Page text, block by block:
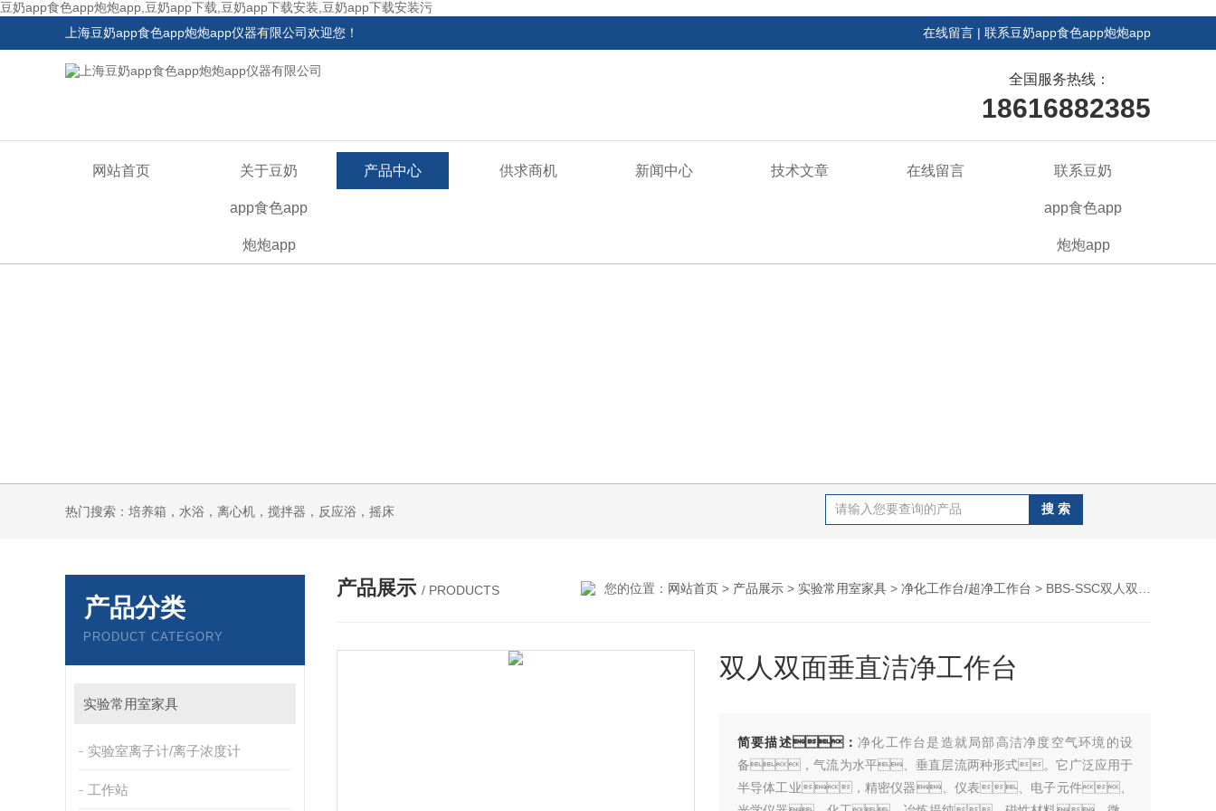
豆奶app食色app炮炮app,豆奶app下载,豆奶app下载安装,豆奶app下载安装污
上海豆奶app食色app炮炮app仪器有限公司欢迎您！
在线留言 | 联系豆奶app食色app炮炮app
全国服务热线：
18616882385
网站首页 关于豆奶
app食色app
炮炮app
产品中心 供求商机 新闻中心 技术文章 在线留言 联系豆奶
app食色app
炮炮app
热门搜索：培养箱，水浴，离心机，搅拌器，反应浴，摇床
产品分类
PRODUCT CATEGORY
实验常用室家具
实验室离子计/离子浓度计
工作站
产品展示 / PRODUCTS 您的位置： 网站首页 > 产品展示 > 实验常用室家具 > 净化工作台/超净工作台 > BBS-SSC双人双面垂直洁净工作台
双人双面垂直洁净工作台
简要描述： 净化工作台是造就局部高洁净度空气环境的设
备，气流为水平、垂直层流两种形式。它广泛应用于
半导体工业，精密仪器、仪表、电子元件、